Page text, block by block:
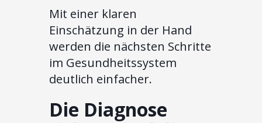
Mit einer klaren
Einschätzung in der Hand
werden die nächsten Schritte
im Gesundheitssystem
deutlich einfacher.
Die Diagnose